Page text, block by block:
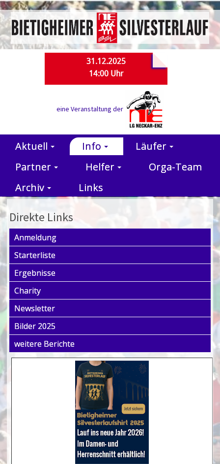
31.12.2025
14:00 Uhr
eine Veranstaltung der
Aktuell Info
Läufer
Partner
Helfer
Orga-Team
Archiv
Links
Direkte Links
Anmeldung
Starterliste
Ergebnisse
Charity
Newsletter
Bilder 2025
weitere Berichte